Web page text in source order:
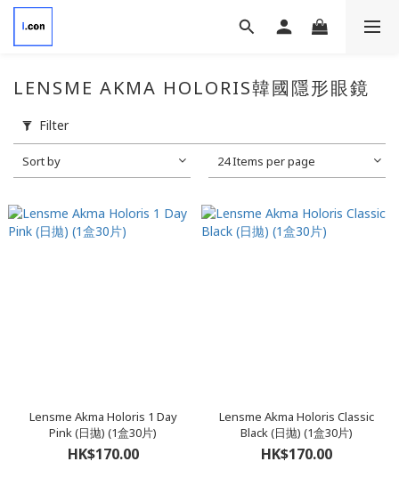
LENSME AKMA HOLORIS韓國隱形眼鏡
Filter
Sort by 24 Items per page
Lensme Akma Holoris 1 Day
Pink (日拋) (1盒30片)
HK$170.00
Lensme Akma Holoris Classic
Black (日拋) (1盒30片)
HK$170.00